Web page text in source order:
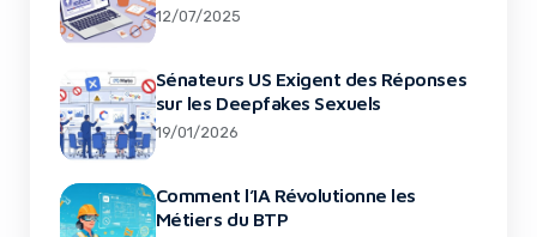
12/07/2025
Sénateurs US Exigent des Réponses
sur les Deepfakes Sexuels
19/01/2026
Comment l’IA Révolutionne les
Métiers du BTP